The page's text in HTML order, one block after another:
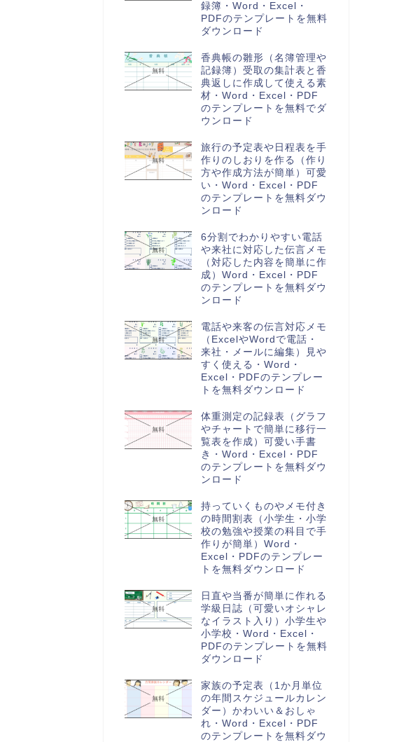
録簿・Word・Excel・
PDFのテンプレートを無料
ダウンロード
香典帳の雛形（名簿管理や
記録簿）受取の集計表と香
典返しに作成して使える素
材・Word・Excel・PDF
のテンプレートを無料でダ
ウンロード
旅行の予定表や日程表を手
作りのしおりを作る（作り
方や作成方法が簡単）可愛
い・Word・Excel・PDF
のテンプレートを無料ダウ
ンロード
6分割でわかりやすい電話
や来社に対応した伝言メモ
（対応した内容を簡単に作
成）Word・Excel・PDF
のテンプレートを無料ダウ
ンロード
電話や来客の伝言対応メモ
（ExcelやWordで電話・
来社・メールに編集）見や
すく使える・Word・
Excel・PDFのテンプレー
トを無料ダウンロード
体重測定の記録表（グラフ
やチャートで簡単に移行一
覧表を作成）可愛い手書
き・Word・Excel・PDF
のテンプレートを無料ダウ
ンロード
持っていくものやメモ付き
の時間割表（小学生・小学
校の勉強や授業の科目で手
作りが簡単）Word・
Excel・PDFのテンプレー
トを無料ダウンロード
日直や当番が簡単に作れる
学級日誌（可愛いオシャレ
なイラスト入り）小学生や
小学校・Word・Excel・
PDFのテンプレートを無料
ダウンロード
家族の予定表（1か月単位
の年間スケジュールカレン
ダー）かわいい＆おしゃ
れ・Word・Excel・PDF
のテンプレートを無料ダウ